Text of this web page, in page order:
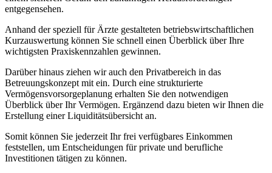
entgegensehen.
Anhand der speziell für Ärzte gestalteten betriebswirtschaftlichen
Kurzauswertung können Sie schnell einen Überblick über Ihre
wichtigsten Praxiskennzahlen gewinnen.
Darüber hinaus ziehen wir auch den Privatbereich in das
Betreuungskonzept mit ein. Durch eine strukturierte
Vermögensvorsorgeplanung erhalten Sie den notwendigen
Überblick über Ihr Vermögen. Ergänzend dazu bieten wir Ihnen die
Erstellung einer Liquiditätsübersicht an.
Somit können Sie jederzeit Ihr frei verfügbares Einkommen
feststellen, um Entscheidungen für private und berufliche
Investitionen tätigen zu können.